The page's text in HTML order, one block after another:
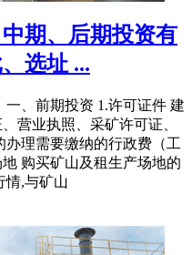
期、后期投资有
选址 ...
、前期投资 1.许可证件 建
营业执照、采矿许可证、
理需要缴纳的行政费（工
购买矿山及租生产场地的
情,与矿山